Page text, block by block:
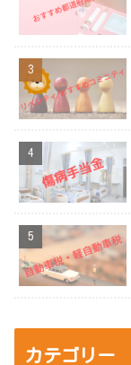
カテゴリー